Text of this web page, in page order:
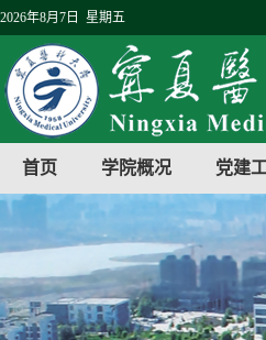
2026年8月7日 星期五
首页 学院概况 党建